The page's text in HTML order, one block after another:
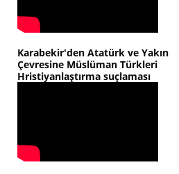
Karabekir'den Atatürk ve Yakın
Çevresine Müslüman Türkleri
Hristiyanlaştırma suçlaması